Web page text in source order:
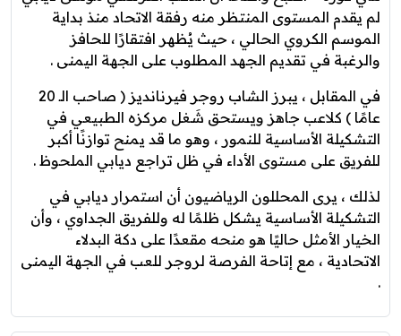
لم يقدم المستوى المنتظر منه رفقة الاتحاد منذ بداية
الموسم الكروي الحالي ، حيث يُظهر افتقارًا للحافز
والرغبة في تقديم الجهد المطلوب على الجهة اليمنى .
في المقابل ، يبرز الشاب روجر فيرنانديز ( صاحب الـ 20
عامًا ) كلاعب جاهز ويستحق شَغل مركزه الطبيعي في
التشكيلة الأساسية للنمور ، وهو ما قد يمنح توازنًا أكبر
للفريق على مستوى الأداء في ظل تراجع ديابي الملحوظ .
لذلك ، يرى المحللون الرياضيون أن استمرار ديابي في
التشكيلة الأساسية يشكل ظلمًا له وللفريق الجداوي ، وأن
الخيار الأمثل حاليًا هو منحه مقعدًا على دكة البدلاء
الاتحادية ، مع إتاحة الفرصة لروجر للعب في الجهة اليمنى
.